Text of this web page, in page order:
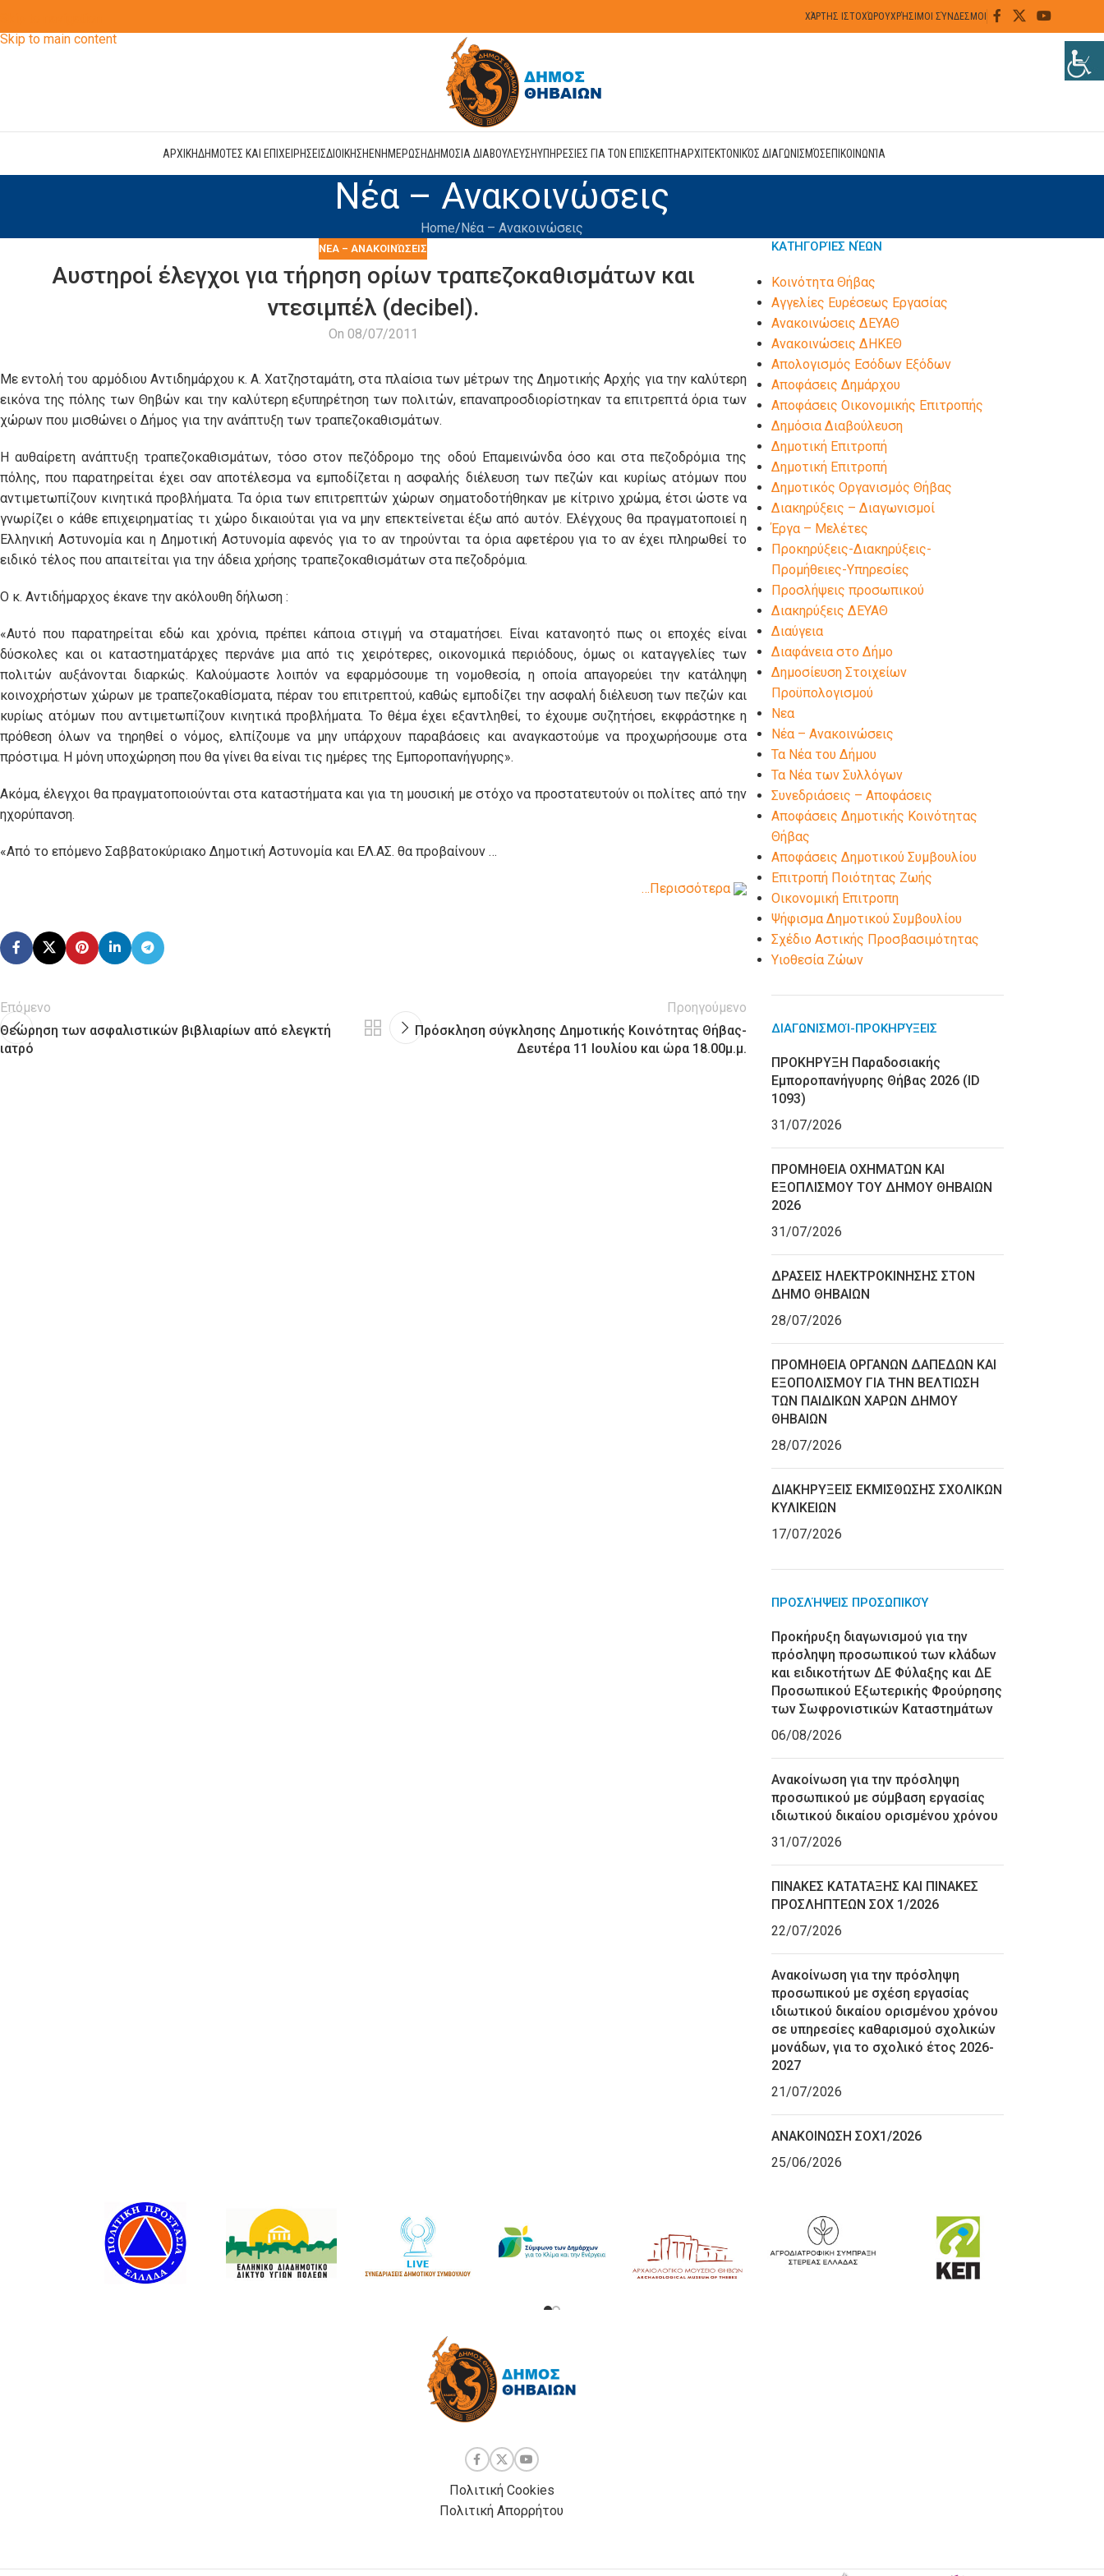
Skip to main content
ΧΆΡΤΗΣ ΙΣΤΟΧΏΡΟΥΧΡΉΣΙΜΟΙ ΣΎΝΔΕΣΜΟΙ
ΑΡΧΙΚΗΔΗΜΟΤΕΣ ΚΑΙ ΕΠΙΧΕΙΡΗΣΕΙΣΔΙΟΙΚΗΣΗΕΝΗΜΕΡΩΣΗΔΗΜΟΣΙΑ ΔΙΑΒΟΥΛΕΥΣΗΥΠΗΡΕΣΙΕΣ ΓΙΑ ΤΟΝ ΕΠΙΣΚΕΠΤΗΑΡΧΙΤΕΚΤΟΝΙΚΌΣ ΔΙΑΓΩΝΙΣΜΌΣΕΠΙΚΟΙΝΩΝΊΑ
Νέα – Ανακοινώσεις
Home Νέα – Ανακοινώσεις
ΝΈΑ – ΑΝΑΚΟΙΝΏΣΕΙΣ
Αυστηροί έλεγχοι για τήρηση ορίων τραπεζοκαθισμάτων και
ντεσιμπέλ (decibel).
On 08/07/2011
Με εντολή του αρμόδιου Αντιδημάρχου κ. Α. Χατζησταμάτη, στα πλαίσια των μέτρων της Δημοτικής Αρχής για την καλύτερη
εικόνα της πόλης των Θηβών και την καλύτερη εξυπηρέτηση των πολιτών, επαναπροσδιορίστηκαν τα επιτρεπτά όρια των
χώρων που μισθώνει ο Δήμος για την ανάπτυξη των τραπεζοκαθισμάτων.
Η αυθαίρετη ανάπτυξη τραπεζοκαθισμάτων, τόσο στον πεζόδρομο της οδού Επαμεινώνδα όσο και στα πεζοδρόμια της
πόλης, που παρατηρείται έχει σαν αποτέλεσμα να εμποδίζεται η ασφαλής διέλευση των πεζών και κυρίως ατόμων που
αντιμετωπίζουν κινητικά προβλήματα. Τα όρια των επιτρεπτών χώρων σηματοδοτήθηκαν με κίτρινο χρώμα, έτσι ώστε να
γνωρίζει ο κάθε επιχειρηματίας τι χώρο δικαιούται για να μην επεκτείνεται έξω από αυτόν. Ελέγχους θα πραγματοποιεί η
Ελληνική Αστυνομία και η Δημοτική Αστυνομία αφενός για το αν τηρούνται τα όρια αφετέρου για το αν έχει πληρωθεί το
ειδικό τέλος που απαιτείται για την άδεια χρήσης τραπεζοκαθισμάτων στα πεζοδρόμια.
Ο κ. Αντιδήμαρχος έκανε την ακόλουθη δήλωση :
«Αυτό που παρατηρείται εδώ και χρόνια, πρέπει κάποια στιγμή να σταματήσει. Είναι κατανοητό πως οι εποχές είναι
δύσκολες και οι καταστηματάρχες περνάνε μια από τις χειρότερες, οικονομικά περιόδους, όμως οι καταγγελίες των
πολιτών αυξάνονται διαρκώς. Καλούμαστε λοιπόν να εφαρμόσουμε τη νομοθεσία, η οποία απαγορεύει την κατάληψη
κοινοχρήστων χώρων με τραπεζοκαθίσματα, πέραν του επιτρεπτού, καθώς εμποδίζει την ασφαλή διέλευση των πεζών και
κυρίως ατόμων που αντιμετωπίζουν κινητικά προβλήματα. Το θέμα έχει εξαντληθεί, το έχουμε συζητήσει, εκφράστηκε η
πρόθεση όλων να τηρηθεί ο νόμος, ελπίζουμε να μην υπάρχουν παραβάσεις και αναγκαστούμε να προχωρήσουμε στα
πρόστιμα. Η μόνη υποχώρηση που θα γίνει θα είναι τις ημέρες της Εμποροπανήγυρης».
Ακόμα, έλεγχοι θα πραγματοποιούνται στα καταστήματα και για τη μουσική με στόχο να προστατευτούν οι πολίτες από την
ηχορύπανση.
«Από το επόμενο Σαββατοκύριακο Δημοτική Αστυνομία και ΕΛ.ΑΣ. θα προβαίνουν …
…Περισσότερα
Επόμενο
Θεώρηση των ασφαλιστικών βιβλιαρίων από ελεγκτή
ιατρό
Προηγούμενο
Πρόσκληση σύγκλησης Δημοτικής Κοινότητας Θήβας-
Δευτέρα 11 Ιουλίου και ώρα 18.00μ.μ.
ΚΑΤΗΓΟΡΊΕΣ ΝΈΩΝ
Kοινότητα Θήβας
Αγγελίες Ευρέσεως Εργασίας
Ανακοινώσεις ΔΕΥΑΘ
Ανακοινώσεις ΔΗΚΕΘ
Απολογισμός Εσόδων Εξόδων
Αποφάσεις Δημάρχου
Αποφάσεις Οικονομικής Επιτροπής
Δημόσια Διαβούλευση
Δημοτική Επιτροπή
Δημοτική Επιτροπή
Δημοτικός Οργανισμός Θήβας
Διακηρύξεις – Διαγωνισμοί
Έργα – Μελέτες
Προκηρύξεις-Διακηρύξεις-
Προμήθειες-Υπηρεσίες
Προσλήψεις προσωπικού
Διακηρύξεις ΔΕΥΑΘ
Διαύγεια
Διαφάνεια στο Δήμο
Δημοσίευση Στοιχείων
Προϋπολογισμού
Νεα
Νέα – Ανακοινώσεις
Τα Νέα του Δήμου
Τα Νέα των Συλλόγων
Συνεδριάσεις – Αποφάσεις
Αποφάσεις Δημοτικής Κοινότητας
Θήβας
Αποφάσεις Δημοτικού Συμβουλίου
Επιτροπή Ποιότητας Ζωής
Οικονομική Επιτροπη
Ψήφισμα Δημοτικού Συμβουλίου
Σχέδιο Αστικής Προσβασιμότητας
Υιοθεσία Ζώων
ΔΙΑΓΩΝΙΣΜΟΊ-ΠΡΟΚΗΡΎΞΕΙΣ
ΠΡΟΚΗΡΥΞΗ Παραδοσιακής
Εμποροπανήγυρης Θήβας 2026 (ID
1093)
31/07/2026
ΠΡΟΜΗΘΕΙΑ ΟΧΗΜΑΤΩΝ ΚΑΙ
ΕΞΟΠΛΙΣΜΟΥ ΤΟΥ ΔΗΜΟΥ ΘΗΒΑΙΩΝ
2026
31/07/2026
ΔΡΑΣΕΙΣ ΗΛΕΚΤΡΟΚΙΝΗΣΗΣ ΣΤΟΝ
ΔΗΜΟ ΘΗΒΑΙΩΝ
28/07/2026
ΠΡΟΜΗΘΕΙΑ ΟΡΓΑΝΩΝ ΔΑΠΕΔΩΝ ΚΑΙ
ΕΞΟΠΟΛΙΣΜΟΥ ΓΙΑ ΤΗΝ ΒΕΛΤΙΩΣΗ
ΤΩΝ ΠΑΙΔΙΚΩΝ ΧΑΡΩΝ ΔΗΜΟΥ
ΘΗΒΑΙΩΝ
28/07/2026
ΔΙΑΚΗΡΥΞΕΙΣ ΕΚΜΙΣΘΩΣΗΣ ΣΧΟΛΙΚΩΝ
ΚΥΛΙΚΕΙΩΝ
17/07/2026
ΠΡΟΣΛΉΨΕΙΣ ΠΡΟΣΩΠΙΚΟΎ
Προκήρυξη διαγωνισμού για την
πρόσληψη προσωπικού των κλάδων
και ειδικοτήτων ΔΕ Φύλαξης και ΔΕ
Προσωπικού Εξωτερικής Φρούρησης
των Σωφρονιστικών Καταστημάτων
06/08/2026
Ανακοίνωση για την πρόσληψη
προσωπικού με σύμβαση εργασίας
ιδιωτικού δικαίου ορισμένου χρόνου
31/07/2026
ΠΙΝΑΚΕΣ ΚΑΤΑΤΑΞΗΣ ΚΑΙ ΠΙΝΑΚΕΣ
ΠΡΟΣΛΗΠΤΕΩΝ ΣΟΧ 1/2026
22/07/2026
Ανακοίνωση για την πρόσληψη
προσωπικού με σχέση εργασίας
ιδιωτικού δικαίου ορισμένου χρόνου
σε υπηρεσίες καθαρισμού σχολικών
μονάδων, για το σχολικό έτος 2026-
2027
21/07/2026
ΑΝΑΚΟΙΝΩΣΗ ΣΟΧ1/2026
25/06/2026
Πολιτική Cookies
Πολιτική Απορρήτου